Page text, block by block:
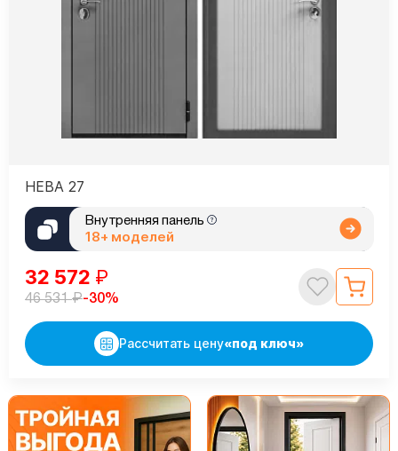
НЕВА 27
Внутренняя панель
18+ моделей
32 572 ₽
46 531₽-30%
Рассчитать цену«под ключ»